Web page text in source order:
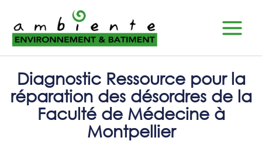
contenu
Menu
Diagnostic Ressource pour la
réparation des désordres de la
Faculté de Médecine à
Montpellier